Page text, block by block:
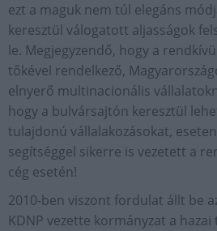
ezt a maguk nem túl elegáns
keresztül válogatott aljasságok
le. Megjegyzendő, hogy a
tőkével rendelkező,
elnyerő multinacionális
hogy a bulvársajtón keresztül
tulajdonú vállalakozásokat,
segítséggel sikerre is vezetett a
cég esetén!
2010-ben viszont fordulat állt be
KDNP vezette kormányzat a